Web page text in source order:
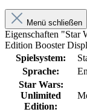
Menü schließen
Eigenschaften "Star
Edition Booster
Spielsystem:
Sprache:
Star Wars:
Unlimited
Edition: